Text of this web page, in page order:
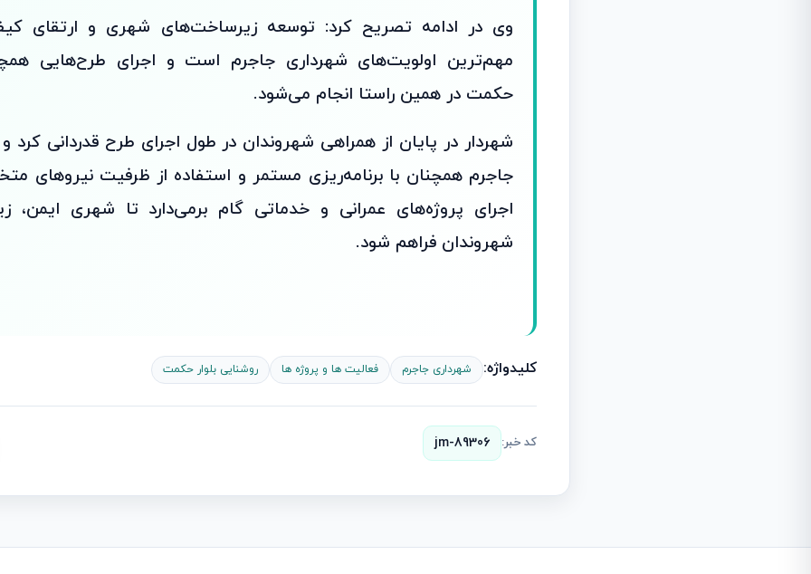
وی در ادامه تصریح کرد: توسعه زیرساخت‌های شهری و ارتقای
مهم‌ترین اولویت‌های شهرداری جاجرم است و اجرای طرح‌هایی
حکمت در همین راستا انجام می‌شود.
شهردار در پایان از همراهی شهروندان در طول اجرای طرح قدردانی کرد
جاجرم همچنان با برنامه‌ریزی مستمر و استفاده از ظرفیت نیروهای
اجرای پروژه‌های عمرانی و خدماتی گام برمی‌دارد تا شهری ایمن،
شهروندان فراهم شود.
کلیدواژه: شهرداری جاجرم فعالیت ها و پروژه ها روشنایی بلوار حکمت
کد خبر: jm-89306